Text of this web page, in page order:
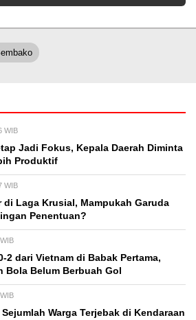
WIB
Jadi Fokus, Kepala Daerah Diminta
Produktif
WIB
di Laga Krusial, Mampukah Garuda
Penentuan?
2 dari Vietnam di Babak Pertama,
Bola Belum Berbuah Gol
Warga Terjebak di Kendaraan